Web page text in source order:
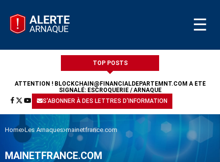
☰
TOP POSTS
ATTENTION ! BLOCKCHAIN@FINANCIALDEPARTEMNT.COM A ÉTÉ
SIGNALÉ: ESCROQUERIE / ARNAQUE
S'ABONNER À DES LETTRES D'INFORMATION
Home Les Arnaques mainetfrance.com
MAINETFRANCE.COM